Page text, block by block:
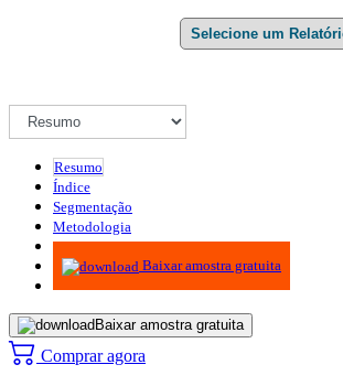
Resumo
Índice
Segmentação
Metodologia
Infográficos
Baixar amostra gratuita
Baixar amostra gratuita
Comprar agora